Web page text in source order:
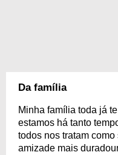
Da família
Minha família toda já
estamos há tanto
todos nos tratam
amizade mais